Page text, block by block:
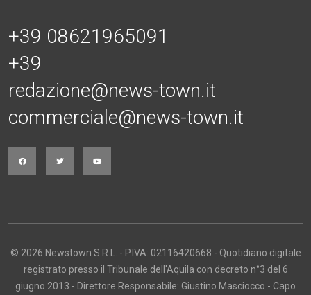
+39 08621965091
+39
redazione@news-town.it
commerciale@news-town.it
© 2026 Newstown S.R.L. - P.IVA: 02116420668 - Quotidiano digitale
registrato presso il Tribunale dell'Aquila con decreto n°3 del 6
giugno 2013 - Direttore Responsabile: Giustino Masciocco - Capo